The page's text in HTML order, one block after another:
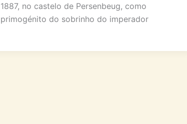
1887, no castelo de Persenbeug, como
primogénito do sobrinho do imperador